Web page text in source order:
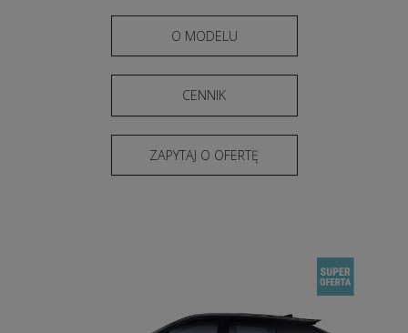
O MODELU
CENNIK
ZAPYTAJ O OFERTĘ